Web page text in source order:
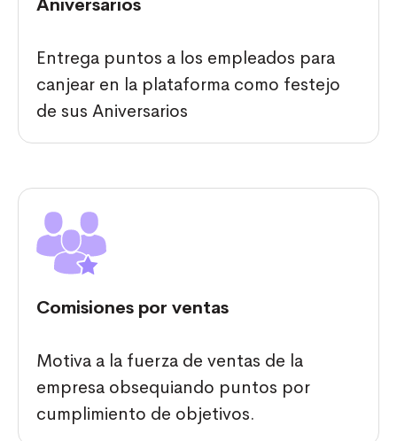
Aniversarios
Entrega puntos a los empleados para
canjear en la plataforma como festejo
de sus Aniversarios
Comisiones por ventas
Motiva a la fuerza de ventas de la
empresa obsequiando puntos por
cumplimiento de objetivos.